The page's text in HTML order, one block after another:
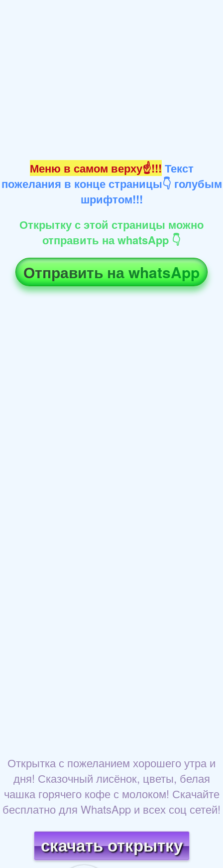
Меню в самом верху☝!!! Текст
пожелания в конце страницы👇 голубым
шрифтом!!!
Открытку с этой страницы можно
отправить на whatsApp 👇
Отправить на whatsApp
Открытка с пожеланием хорошего утра и
дня! Сказочный лисёнок, цветы, белая
чашка горячего кофе с молоком! Скачайте
бесплатно для WhatsApp и всех соц сетей!
скачать открытку